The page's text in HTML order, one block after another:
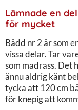
Lämnade en
för mycket
Bädd nr 2 är som
vissa delar. Tar
som madrass. Det
ännu aldrig känt
tycka att 120 cm
för knepig att